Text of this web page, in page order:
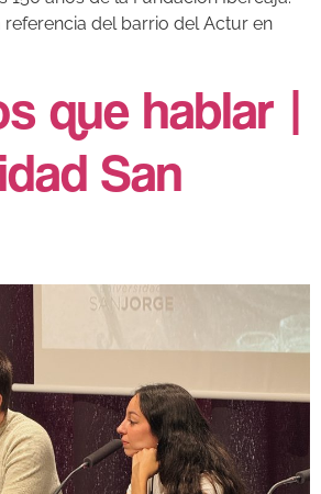
referencia del barrio del Actur en
que hablar |
San